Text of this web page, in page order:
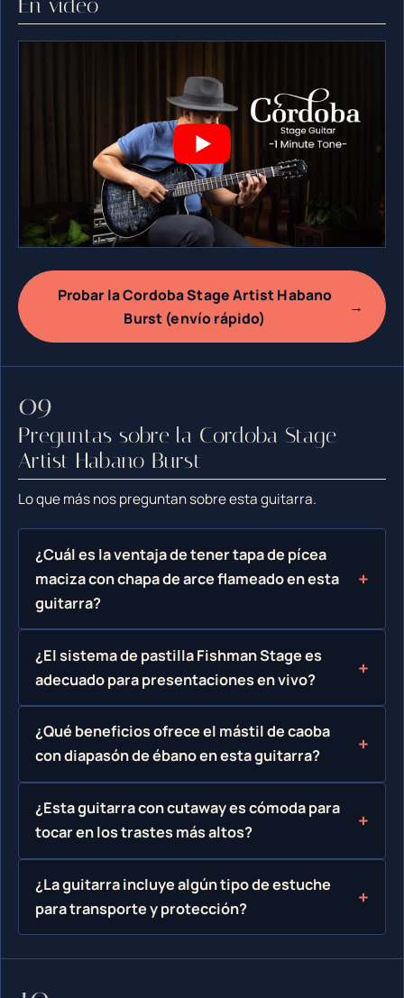
En vídeo
Probar la Cordoba Stage Artist Habano
Burst (envío rápido)
→
Preguntas sobre la Cordoba Stage
Artist Habano Burst
Lo que más nos preguntan sobre esta guitarra.
¿Cuál es la ventaja de tener tapa de pícea
maciza con chapa de arce flameado en esta
guitarra?
¿El sistema de pastilla Fishman Stage es
adecuado para presentaciones en vivo?
¿Qué beneficios ofrece el mástil de caoba
con diapasón de ébano en esta guitarra?
¿Esta guitarra con cutaway es cómoda para
tocar en los trastes más altos?
¿La guitarra incluye algún tipo de estuche
para transporte y protección?